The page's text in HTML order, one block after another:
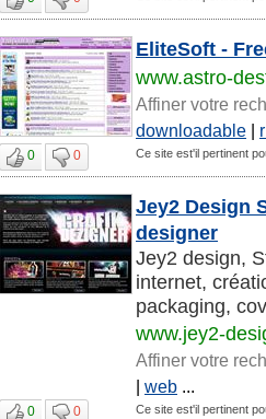
EliteSoft -
www.astro-
Affiner votre
downloadable |
0 0 Ce site est'il pertinent
Jey2 Design
designer
Jey2 design,
internet,
packaging,
www.jey2-
Affiner votre
| web ...
0 0 Ce site est'il pertinent